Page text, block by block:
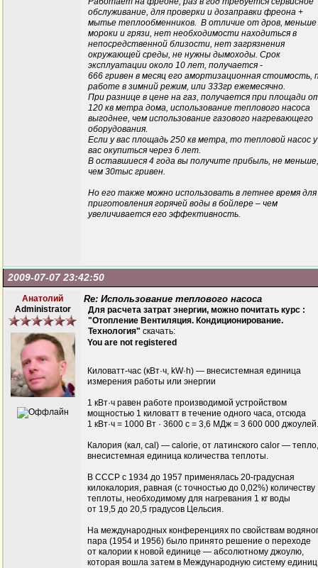
обслуживание, для проверки и дозаправки фреона +
мытье теплообменников. В отличие от дров, меньше
мороки и грязи, нет необходимости находиться в
непосредственной близости, нет загрязнения
окружающей среды, не нужны дымоходы. Срок
эксплуатации около 10 лет, получается -
666 гривен в месяц его амортизационная стоимость,
работе в зимний режим, или 333гр ежемесячно.
При разнице в цене на газ, получается при площади
120 кв метра дома, использование теплового насоса
выгоднее, чем использование газового нагревающего
оборудования.
Если у вас площадь 250 кв метра, то тепловой насос у
вас окупиться через 6 лет.
В оставшиеся 4 года вы получите прибыль, не меньше,
чем 30тыс гривен.
Но его также можно использовать в летнее время для
приготовления горячей воды в бойлере – чем
увеличивается его эффективность.
2009-07-07 23:42:50
Анатолий
Administrator
Re: Использование теплового насоса
Для расчета затрат энергии, можно почитать курс :
"Отопление Вентиляция. Кондиционирование.
Технология" скачать:
You are not registered
Киловатт-час (кВт·ч, kW·h) — внесистемная единица
измерения работы или энергии
1 кВт·ч равен работе производимой устройством
мощностью 1 киловатт в течение одного часа, отсюда
1 кВт·ч = 1000 Вт · 3600 с = 3,6 МДж = 3 600 000 джоулей.
Калория (кал, cal) — calorie, от латинского calor — тепло,
внесистемная единица количества теплоты.
В СССР с 1934 до 1957 применялась 20-градусная
килокалория, равная (с точностью до 0,02%) количеству
теплоты, необходимому для нагревания 1 кг воды
от 19,5 до 20,5 градусов Цельсия.
На международных конференциях по свойствам
пара (1954 и 1956) было принято решение о переходе
от калории к новой единице — абсолютному джоулю,
которая вошла затем в Международную систему